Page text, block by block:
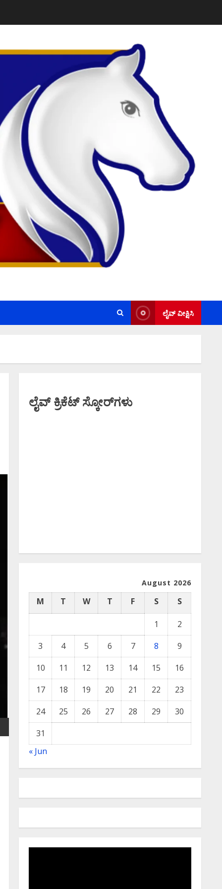
ಲೈವ್ ವೀಕ್ಷಿಸಿ
ಲೈವ್ ಕ್ರಿಕೆಟ್ ಸ್ಕೋರ್‌ಗಳು
August 2026
M T W T F S S
1
2
3
4 5 6 7 8
9
10
11 12 13 14 15
16
17
18 19 20 21 22
23
24
25 26 27 28 29
30
31
« Jun